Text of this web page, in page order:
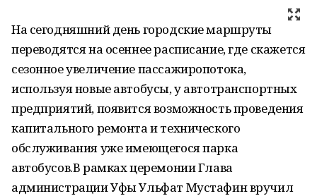
На сегодняшний день городские маршруты
переводятся на осеннее расписание, где скажется
сезонное увеличение пассажиропотока,
используя новые автобусы, у автотранспортных
предприятий, появится возможность проведения
капитального ремонта и технического
обслуживания уже имеющегося парка
автобусов.В рамках церемонии Глава
администрации Уфы Ульфат Мустафин вручил